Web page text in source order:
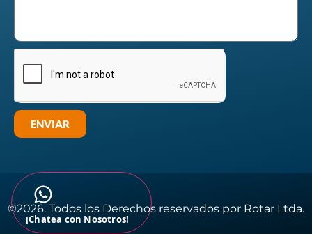
ENVIAR
©2026. Todos los Derechos reservados por Rotar Ltda.​
¡Chatea con Nosotros!